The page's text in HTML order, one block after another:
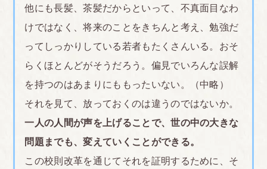
生徒手帳に書かれておらず、中1の私が知らないで
入って他の生徒に止められた。それ以外の指導はな
いが、小 学校時代仲の良かった友達をいちいち廊下
に呼び出さないといけなくなった。後にその友達は
別のクラスの人と仲 良くなり、私には稀少な「学校
の中で関われる」友達だったのに、疎遠になり学校
の中でぼっちになった
・授業でまだ習ってない漢字を書いてはいけない。
振り仮名付けてもダメ(公立小) ◯◯小学校のしおり
他にも長髪、茶髪だからといって、不真面目なわ
けではなく、将来のことをきちんと考え、勉強だ
ってしっかりしている若者もたくさんいる。おそ
らくほとんどがそうだろう。偏見でいろんな誤解
を持つのはあまりにももったいない。（中略）
それを見て、放っておくのは違うのではないか。
一人の人間が声を上げることで、世の中の大きな
問題までも、変えていくことができる。
この校則改革を通じてそれを証明するために、そ